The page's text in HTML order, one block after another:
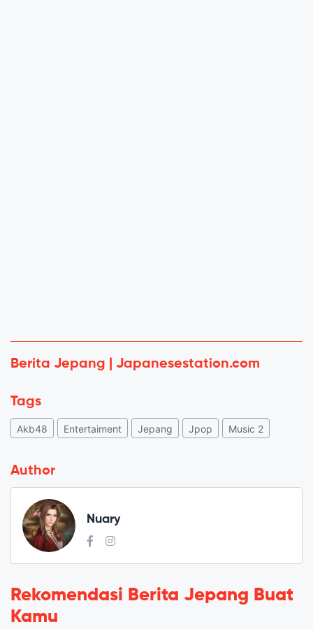
Berita Jepang | Japanesestation.com
Tags
Akb48 Entertaiment Jepang Jpop Music 2
Author
Nuary
Rekomendasi Berita Jepang Buat
Kamu